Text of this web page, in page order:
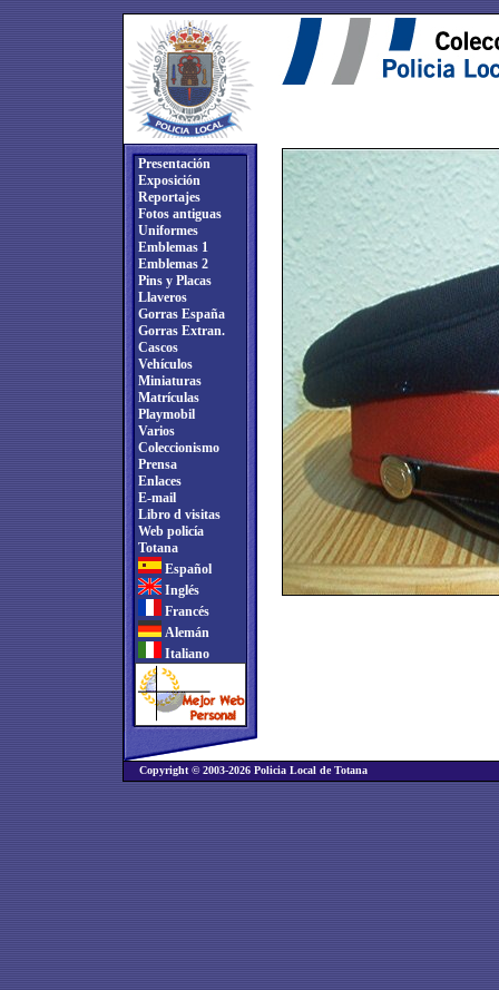
Presentación
Exposición
Reportajes
Fotos antiguas
Uniformes
Emblemas 1
Emblemas 2
Pins y Placas
Llaveros
Gorras España
Gorras Extran.
Cascos
Vehículos
Miniaturas
Matrículas
Playmobil
Varios
Coleccionismo
Prensa
Enlaces
E-mail
Libro d visitas
Web policía
Totana
Español
Inglés
Francés
Alemán
Italiano
Copyright © 2003-2026 Policia Local de Totana